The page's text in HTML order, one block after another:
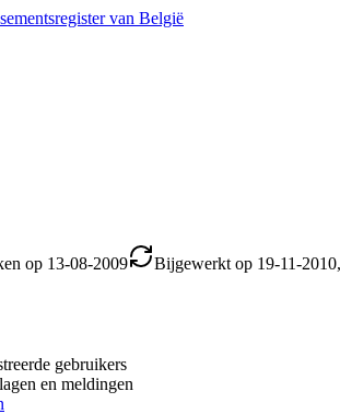
van België
op 13-08-2009 Bijgewerkt op 19-11-
gebruikers
en meldingen